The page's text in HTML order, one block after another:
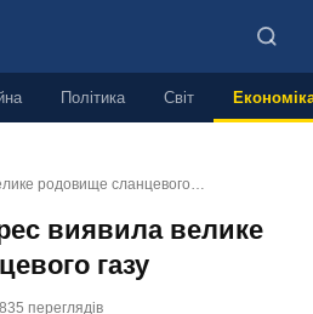
Політика Світ
родовище сланцевого…
виявила велике
газу
35 переглядів